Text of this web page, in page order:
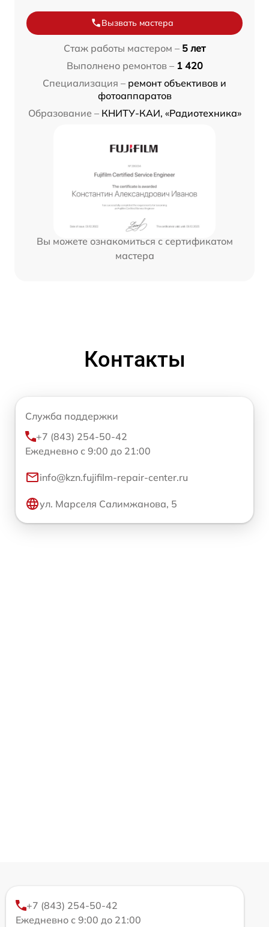
Вызвать мастера
Стаж работы мастером – 5 лет
Выполнено ремонтов – 1 420
Специализация – ремонт объективов и
фотоаппаратов
Образование – КНИТУ-КАИ, «Радиотехника»
Вы можете ознакомиться с сертификатом
мастера
Контакты
Служба поддержки
+7 (843) 254-50-42
Ежедневно с 9:00 до 21:00
info@kzn.fujifilm-repair-center.ru
ул. Марселя Салимжанова, 5
+7 (843) 254-50-42
Ежедневно с 9:00 до 21:00